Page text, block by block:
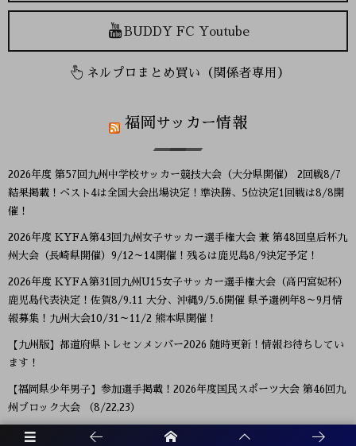
BUDDY FC Youtube
ネルプロまとめ買い（関係者専用）
福岡サッカー情報
2026年度 第57回九州中学校サッカー競技大会（大分県開催） 2回戦8/7
結果掲載！ベスト4は全国大会出場決定！準決勝、5位決定1回戦は8/8開
催！
2026年度 KYFA第43回九州女子サッカー選手権大会 兼 第48回皇后杯九
州大会（長崎県開催）9/12～14開催！残るは鹿児島8/9決定予定！
2026年度 KYFA第31回九州U15女子サッカー選手権大会（高円宮妃杯）
鹿児島代表決定！佐賀8/9.11 大分、沖縄9/5.6開催 県予選例年8～9月情
報募集！九州大会10/31～11/2 熊本県開催！
【九州版】都道府県トレセンメンバー2026 随時更新！情報お待ちしてい
ます！
【福岡県少年男子】参加選手掲載！2026年度国民スポーツ大会 第46回九
州ブロック大会 （8/22,23）
KYFA インディペンデンスリーグ九州2026（Iリーグ九州）8/6～8開催